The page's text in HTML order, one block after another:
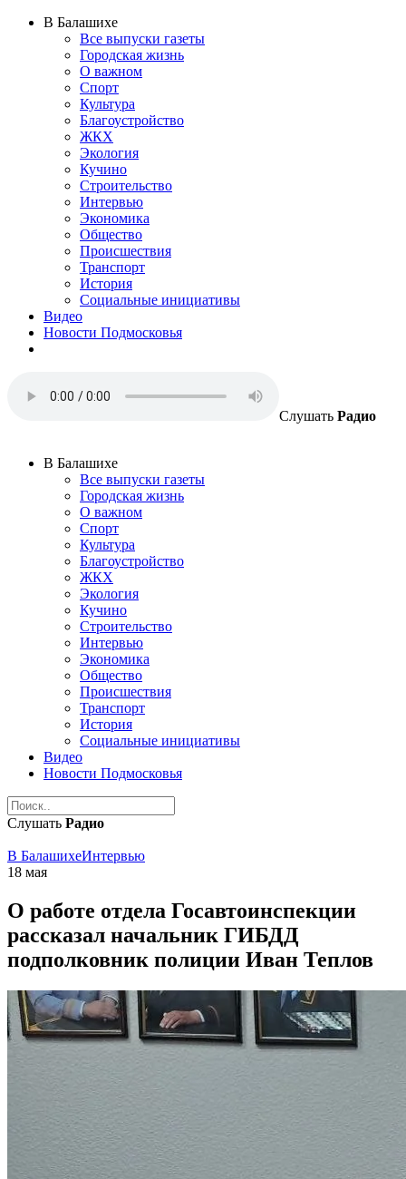
В Балашихе
Все выпуски газеты
Городская жизнь
О важном
Спорт
Культура
Благоустройство
ЖКХ
Экология
Кучино
Строительство
Интервью
Экономика
Общество
Происшествия
Транспорт
История
Социальные инициативы
Видео
Новости Подмосковья
Слушать Радио
В Балашихе
Все выпуски газеты
Городская жизнь
О важном
Спорт
Культура
Благоустройство
ЖКХ
Экология
Кучино
Строительство
Интервью
Экономика
Общество
Происшествия
Транспорт
История
Социальные инициативы
Видео
Новости Подмосковья
Слушать Радио
В БалашихеИнтервью
18 мая
О работе отдела Госавтоинспекции
рассказал начальник ГИБДД
подполковник полиции Иван Теплов